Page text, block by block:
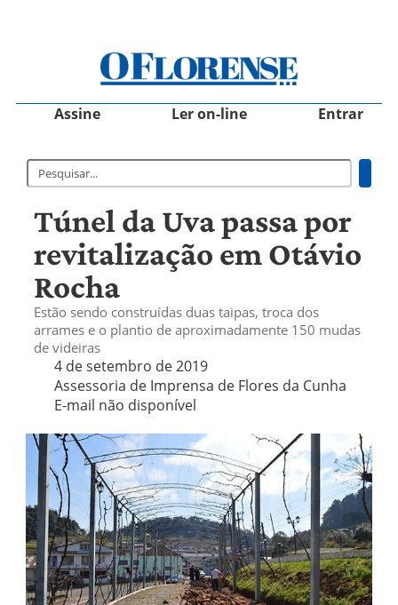
Assine Ler on-line Entrar
Túnel da Uva passa por
revitalização em Otávio
Rocha
Estão sendo construídas duas taipas, troca dos
arrames e o plantio de aproximadamente 150 mudas
de videiras
4 de setembro de 2019
Assessoria de Imprensa de Flores da Cunha
E-mail não disponível